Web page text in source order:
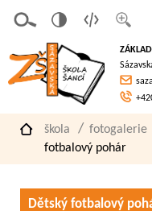
písmo
á
verze
pro
slaboz
raké
škola fotogalerie
fotbalový pohár
Dětský fotbalový